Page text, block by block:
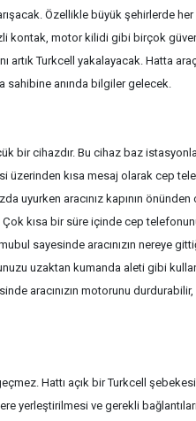
Özellikle büyük şehirlerde
kontak, motor kilidi gibi birçok
artık Turkcell yakalayacak. Hatta
sahibine anında bilgiler gelecek.
bir cihazdır. Bu cihaz baz
üzerinden kısa mesaj olarak cep
uyurken aracınız kapının önünden
kısa bir süre içinde cep
sayesinde aracınızın nereye
uzaktan kumanda aleti gibi
aracınızın motorunu durdurabilir,
Hattı açık bir Turkcell şebekesi
yerleştirilmesi ve gerekli